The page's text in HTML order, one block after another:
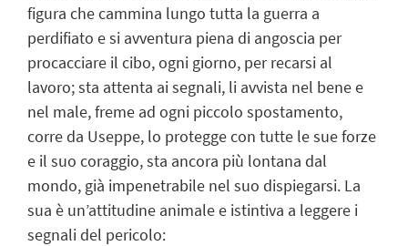
figura che cammina lungo tutta la guerra a
perdifiato e si avventura piena di angoscia per
procacciare il cibo, ogni giorno, per recarsi al
lavoro; sta attenta ai segnali, li avvista nel bene e
nel male, freme ad ogni piccolo spostamento,
corre da Useppe, lo protegge con tutte le sue forze
e il suo coraggio, sta ancora più lontana dal
mondo, già impenetrabile nel suo dispiegarsi. La
sua è un’attitudine animale e istintiva a leggere i
segnali del pericolo: